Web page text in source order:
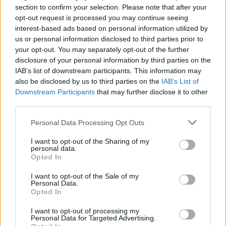
section to confirm your selection. Please note that after your
opt-out request is processed you may continue seeing
interest-based ads based on personal information utilized by
us or personal information disclosed to third parties prior to
your opt-out. You may separately opt-out of the further
disclosure of your personal information by third parties on the
IAB’s list of downstream participants. This information may
also be disclosed by us to third parties on the IAB’s List of
Downstream Participants that may further disclose it to other
Please note that this website/app uses one or more Google
not limited to your visit or usage behaviour. You may click to
grant or deny consent to Google and its third-party tags to
use your data for below specified purposes in below Google
consent section.
Personal Data Processing Opt Outs
I want to opt-out of the Sharing of my
personal data.
Opted In
I want to opt-out of the Sale of my
Personal Data.
Opted In
I want to opt-out of processing my
Personal Data for Targeted Advertising.
της Ακαδημίας, Φραγκίσκος Αλβέρτης, καθώς και ο